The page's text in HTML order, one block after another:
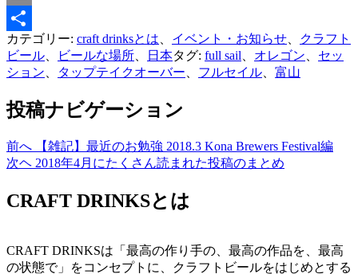
Email
共
有
カテゴリー: craft drinksとは イベント・お知らせ
クラフト
ビール
ビールな場所 日本タグ: full sail オレゴン
セッ
ション
タップテイクオーバー フルセイル 富山
投稿ナビゲーション
前へ
【雑記】最近のお勉強 2018.3 Kona Brewers Festival編
次ヘ 2018年4月にたくさん読まれた投稿のまとめ
CRAFT DRINKSとは
CRAFT DRINKSは「最高の作り手の、最高の作品を、最高
の状態で」をコンセプトに、クラフトビールをはじめとする